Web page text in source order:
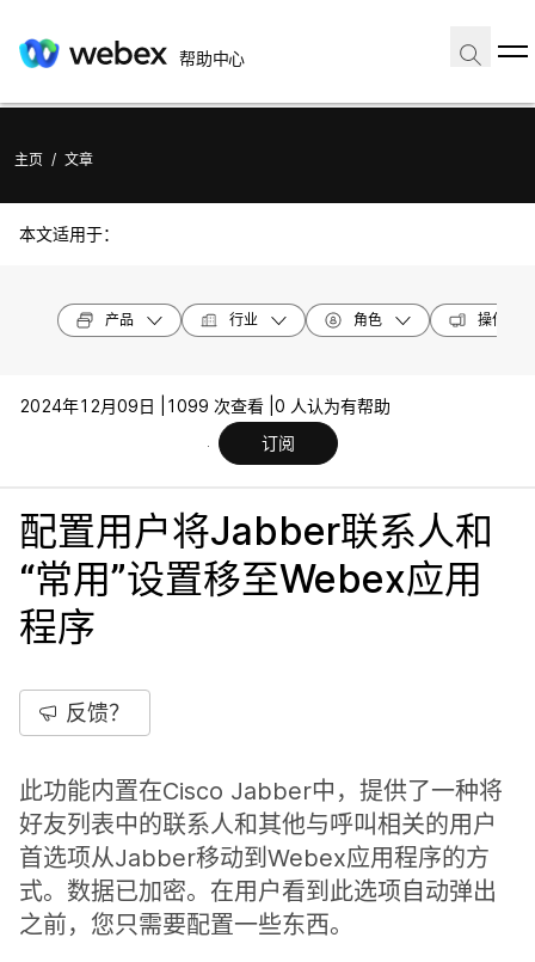
帮助中心
主页 / 文章
本文适用于：
产品 行业 角色 操作系统
2024年12月09日 | 1099 次查看 | 0 人认为有帮助
订阅
配置用户将Jabber联系人和
“常用”设置移至Webex应用
程序
反馈？
此功能内置在Cisco Jabber中，提供了一种将
好友列表中的联系人和其他与呼叫相关的用户
首选项从Jabber移动到Webex应用程序的方
式。数据已加密。在用户看到此选项自动弹出
之前，您只需要配置一些东西。